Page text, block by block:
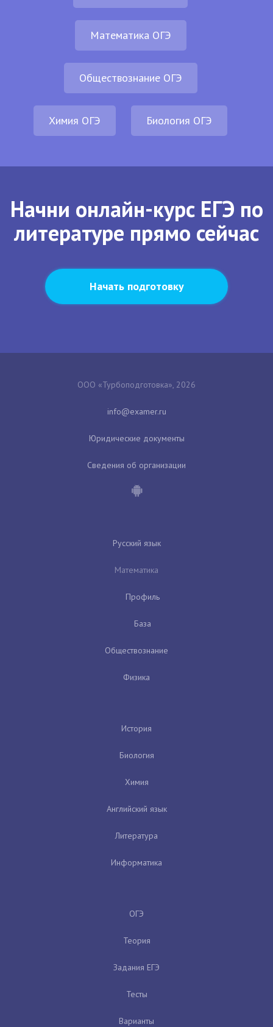
Математика ОГЭ
Обществознание ОГЭ
Химия ОГЭ Биология ОГЭ
Начни онлайн-курс ЕГЭ по
литературе прямо сейчас
Начать подготовку
ООО «Турбоподготовка», 2026
Юридические документы
Сведения об организации
Русский язык
Математика
Профиль
База
Обществознание
Физика
История
Биология
Химия
Английский язык
Литература
Информатика
ОГЭ
Теория
Задания ЕГЭ
Тесты
Варианты